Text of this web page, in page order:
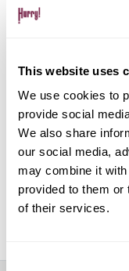
This website uses
We use cookies to
provide social
We also share
our social media,
may combine it
provided to them or
of their services.
Consent
Gestione pratiche
Gestione del
mobile
ALPHABET
Off Mode: